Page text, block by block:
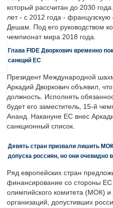
который рассчитан до 2030
лет - с 2012 года -
Дешам. Под его руководством
чемпионат мира 2018 года.
Глава FIDE Дворкович временно
санкций ЕС
Президент Международной
Аркадий Дворкович объявил,
должность. Исполнять
будет его заместитель, 15-й
Ананд. Накануне ЕС внес
санкционный список.
Девять стран призвали лишить
допуска россиян, но они очевидно
Ряд европейских стран
финансирование со стороны
олимпийского комитета (МОК) и
организаций, допустивших